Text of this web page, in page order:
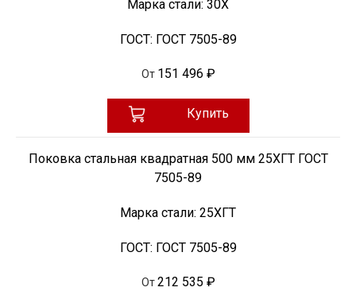
Марка стали: 30Х
ГОСТ: ГОСТ 7505-89
От 151 496 ₽
Купить
Поковка стальная квадратная 500 мм 25ХГТ ГОСТ
7505-89
Марка стали: 25ХГТ
ГОСТ: ГОСТ 7505-89
От 212 535 ₽